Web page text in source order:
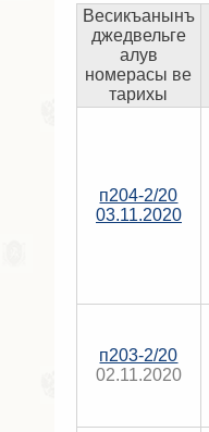
Весикъанынъ
джедвельге
алув
номерасы ве
тарихы
п204-2/20
03.11.2020
п203-2/20
02.11.2020